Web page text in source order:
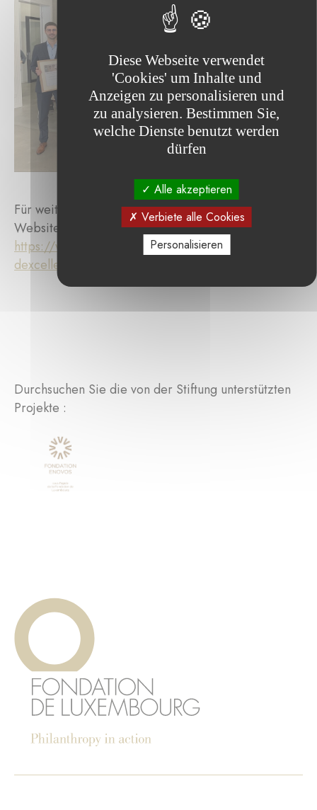
Für weitere Informationen besuchen Sie bitte die
Website der Fondation Enovos :
https://www.fondation-enovos.lu/fr/prix-
dexcellence/
Durchsuchen Sie die von der Stiftung unterstützten
Projekte :
Diese Webseite verwendet
'Cookies' um Inhalte und
Anzeigen zu personalisieren und
zu analysieren. Bestimmen Sie,
welche Dienste benutzt werden
dürfen
Alle akzeptieren
Verbiete alle Cookies
Personalisieren